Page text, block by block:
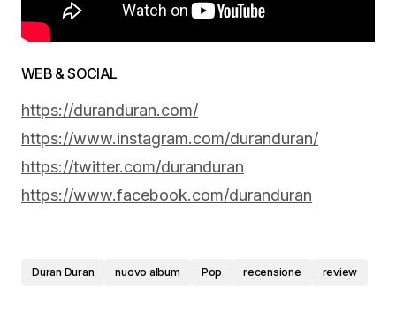
WEB & SOCIAL
https://duranduran.com/
https://www.instagram.com/duranduran/
https://twitter.com/duranduran
https://www.facebook.com/duranduran
Duran Duran nuovo album Pop recensione review